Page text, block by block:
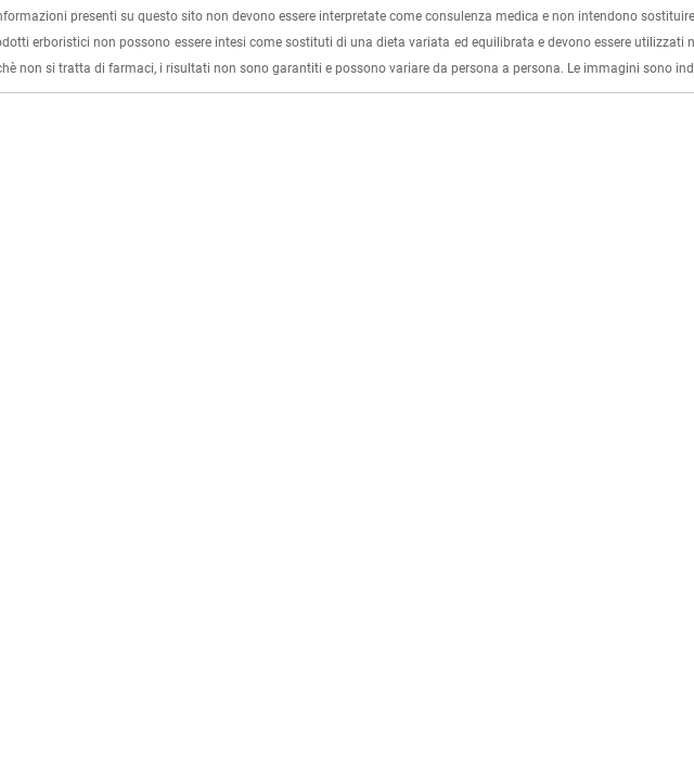
presenti su questo sito non devono essere interpretate come consulenza medica e non intendono
erboristici non possono essere intesi come sostituti di una dieta variata ed equilibrata e devono essere
non si tratta di farmaci, i risultati non sono garantiti e possono variare da persona a persona. Le immagini sono